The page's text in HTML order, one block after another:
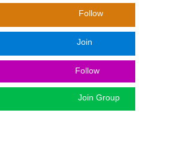
Follow
Join
Follow
Join Group